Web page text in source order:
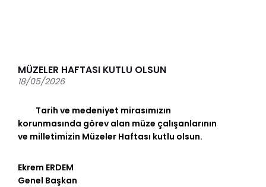
MÜZELER HAFTASI KUTLU OLSUN
18/05/2026
Tarih ve medeniyet mirasımızın
korunmasında görev alan müze çalışanlarının
ve milletimizin Müzeler Haftası kutlu olsun.
Ekrem ERDEM
Genel Başkan